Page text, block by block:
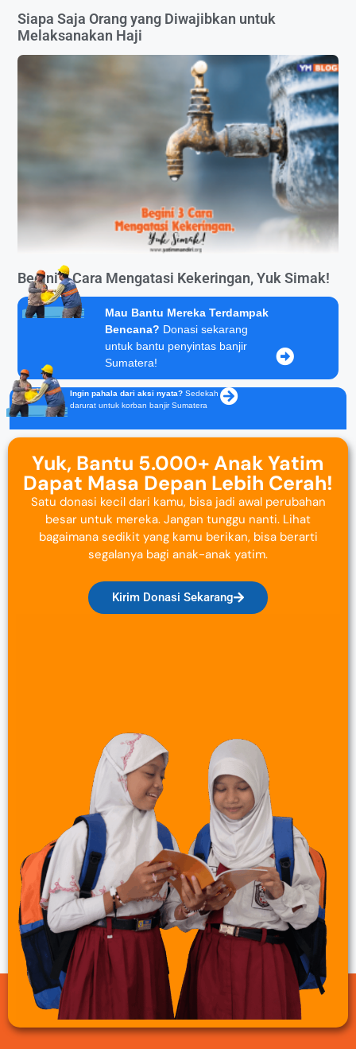
Siapa Saja Orang yang Diwajibkan untuk
Melaksanakan Haji
Begini 3 Cara Mengatasi Kekeringan, Yuk Simak!
Mau Bantu Mereka Terdampak
Bencana? Donasi sekarang
untuk bantu penyintas banjir
Sumatera!
Ingin pahala dari aksi nyata? Sedekah
darurat untuk korban banjir Sumatera
Yuk, Bantu 5.000+ Anak Yatim
Dapat Masa Depan Lebih Cerah!
Satu donasi kecil dari kamu, bisa jadi awal perubahan
besar untuk mereka. Jangan tunggu nanti. Lihat
bagaimana sedikit yang kamu berikan, bisa berarti
segalanya bagi anak-anak yatim.
Kirim Donasi Sekarang